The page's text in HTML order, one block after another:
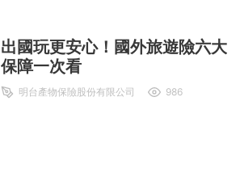
出國玩更安心！國外旅遊險六大
保障一次看
明台產物保險股份有限公司 986